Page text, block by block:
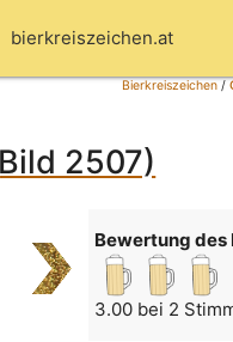
bierkreiszeichen.at
Bierkreiszeichen/
2507)
Bewertung des
3.00 bei 2